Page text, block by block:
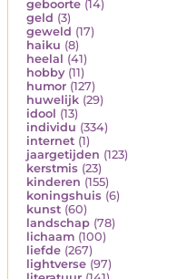
geboorte (14)
geld (3)
geweld (17)
haiku (8)
heelal (41)
hobby (11)
humor (127)
huwelijk (29)
idool (13)
individu (334)
internet (1)
jaargetijden (123)
kerstmis (23)
kinderen (155)
koningshuis (6)
kunst (60)
landschap (78)
lichaam (100)
liefde (267)
lightverse (97)